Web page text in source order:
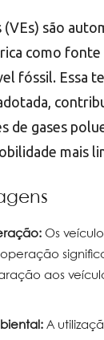
são
como fonte
fóssil. Essa
de gases
mais
Os
aos
A